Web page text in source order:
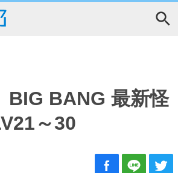
BIG BANG 最新怪
～30